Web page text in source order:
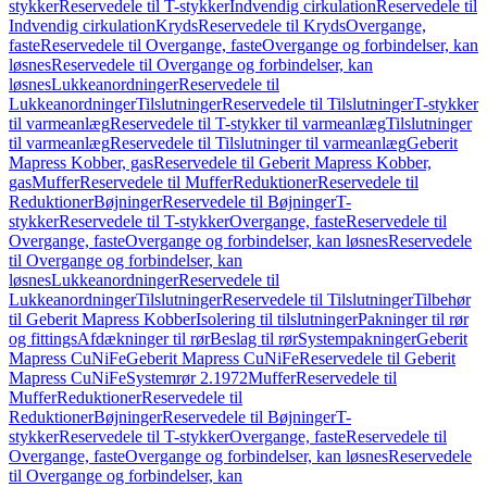
stykkerReservedele til T-stykkerIndvendig cirkulationReservedele til
Indvendig cirkulationKrydsReservedele til KrydsOvergange,
fasteReservedele til Overgange, fasteOvergange og forbindelser, kan
løsnesReservedele til Overgange og forbindelser, kan
løsnesLukkeanordningerReservedele til
LukkeanordningerTilslutningerReservedele til TilslutningerT-stykker
til varmeanlægReservedele til T-stykker til varmeanlægTilslutninger
til varmeanlægReservedele til Tilslutninger til varmeanlægGeberit
Mapress Kobber, gasReservedele til Geberit Mapress Kobber,
gasMufferReservedele til MufferReduktionerReservedele til
ReduktionerBøjningerReservedele til BøjningerT-
stykkerReservedele til T-stykkerOvergange, fasteReservedele til
Overgange, fasteOvergange og forbindelser, kan løsnesReservedele
til Overgange og forbindelser, kan
løsnesLukkeanordningerReservedele til
LukkeanordningerTilslutningerReservedele til TilslutningerTilbehør
til Geberit Mapress KobberIsolering til tilslutningerPakninger til rør
og fittingsAfdækninger til rørBeslag til rørSystempakningerGeberit
Mapress CuNiFeGeberit Mapress CuNiFeReservedele til Geberit
Mapress CuNiFeSystemrør 2.1972MufferReservedele til
MufferReduktionerReservedele til
ReduktionerBøjningerReservedele til BøjningerT-
stykkerReservedele til T-stykkerOvergange, fasteReservedele til
Overgange, fasteOvergange og forbindelser, kan løsnesReservedele
til Overgange og forbindelser, kan